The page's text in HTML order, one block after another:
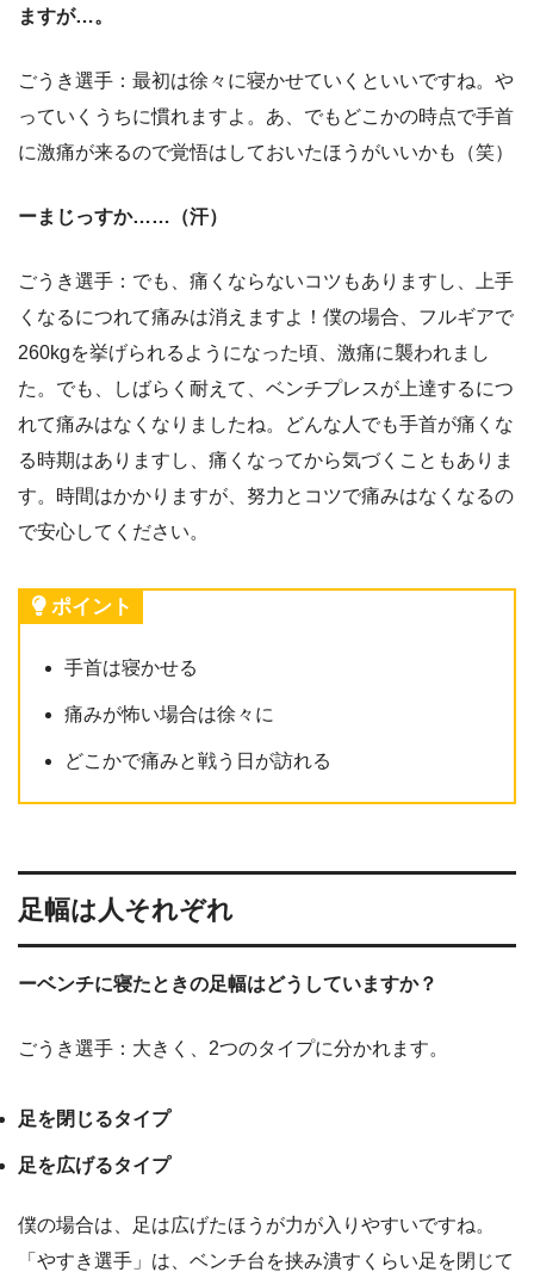
ますが…。
ごうき選手：最初は徐々に寝かせていくといいですね。や
っていくうちに慣れますよ。あ、でもどこかの時点で手首
に激痛が来るので覚悟はしておいたほうがいいかも（笑）
ーまじっすか……（汗）
ごうき選手：でも、痛くならないコツもありますし、上手
くなるにつれて痛みは消えますよ！僕の場合、フルギアで
260kgを挙げられるようになった頃、激痛に襲われまし
た。でも、しばらく耐えて、ベンチプレスが上達するにつ
れて痛みはなくなりましたね。どんな人でも手首が痛くな
る時期はありますし、痛くなってから気づくこともありま
す。時間はかかりますが、努力とコツで痛みはなくなるの
で安心してください。
ポイント
手首は寝かせる
痛みが怖い場合は徐々に
どこかで痛みと戦う日が訪れる
足幅は人それぞれ
ーベンチに寝たときの足幅はどうしていますか？
ごうき選手：大きく、2つのタイプに分かれます。
足を閉じるタイプ
足を広げるタイプ
僕の場合は、足は広げたほうが力が入りやすいですね。
「やすき選手」は、ベンチ台を挟み潰すくらい足を閉じて